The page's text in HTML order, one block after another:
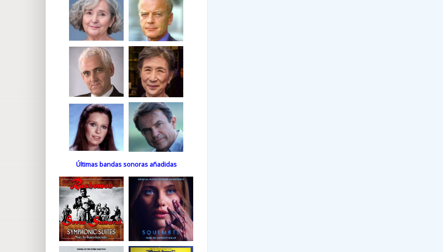
Últimas bandas sonoras añadidas